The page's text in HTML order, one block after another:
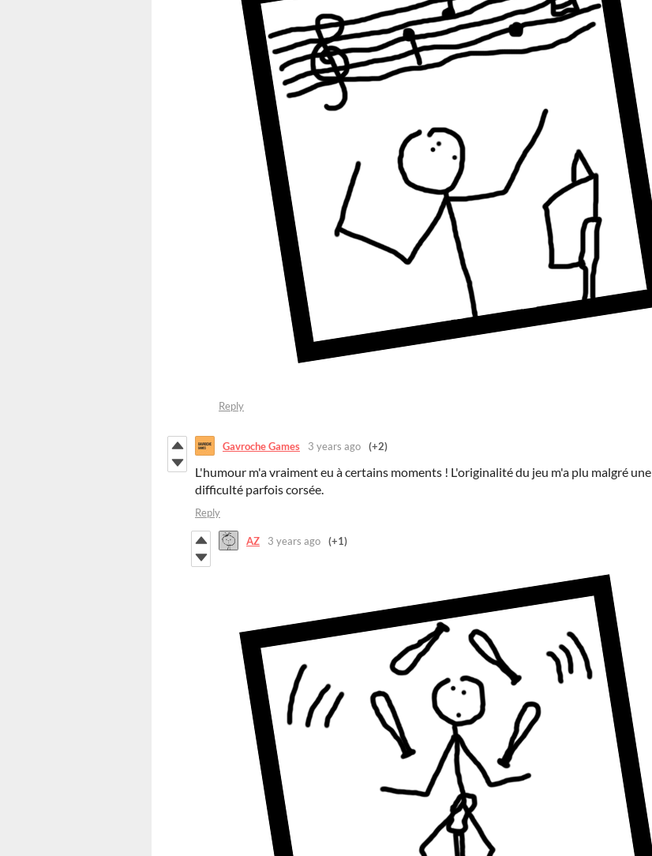
Reply
Gavroche Games 3 years ago (+2)
L'humour m'a vraiment eu à certains moments ! L'originalité du jeu m'a plu malgré une
difficulté parfois corsée.
Reply
AZ 3 years ago (+1)